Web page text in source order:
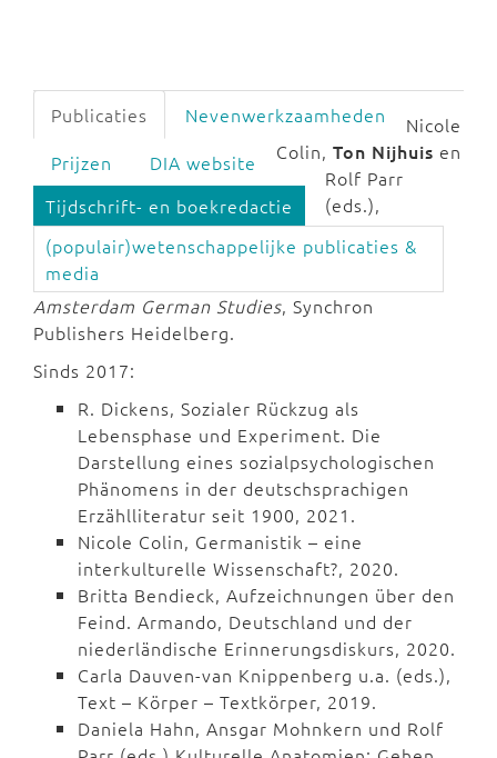
Publicaties
Nevenwerkzaamheden
Prijzen
DIA website
Tijdschrift- en boekredactie
(populair)wetenschappelijke publicaties &
media
Nicole
Colin, Ton Nijhuis en
Rolf Parr
(eds.),
Amsterdam German Studies, Synchron
Publishers Heidelberg.
Sinds 2017:
R. Dickens, Sozialer Rückzug als
Lebensphase und Experiment. Die
Darstellung eines sozialpsychologischen
Phänomens in der deutschsprachigen
Erzählliteratur seit 1900, 2021.
Nicole Colin, Germanistik – eine
interkulturelle Wissenschaft?, 2020.
Britta Bendieck, Aufzeichnungen über den
Feind. Armando, Deutschland und der
niederländische Erinnerungsdiskurs, 2020.
Carla Dauven-van Knippenberg u.a. (eds.),
Text – Körper – Textkörper, 2019.
Daniela Hahn, Ansgar Mohnkern und Rolf